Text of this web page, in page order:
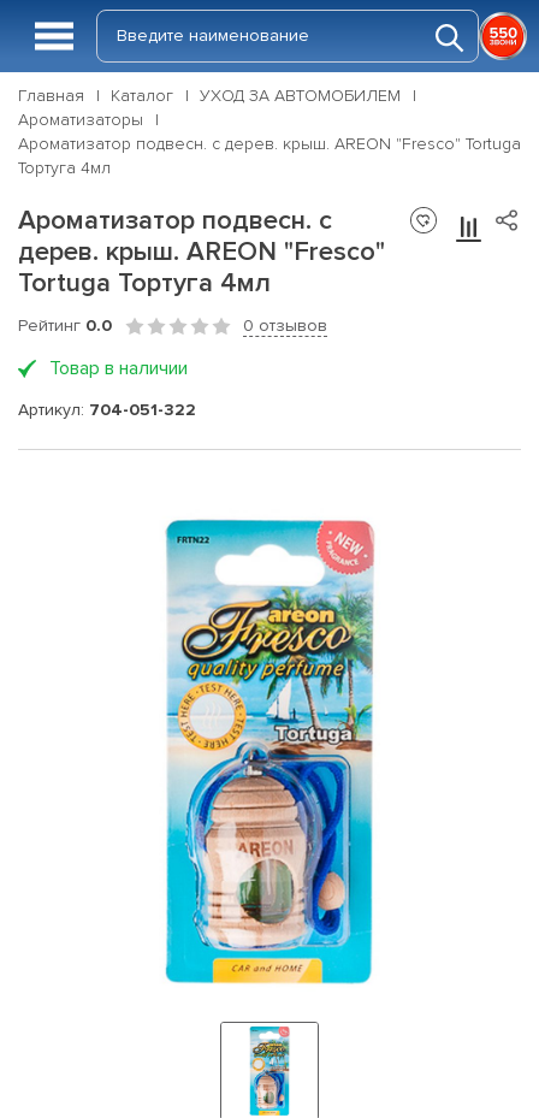
Главная Каталог
УХОД ЗА АВТОМОБИЛЕМ
Ароматизаторы
Ароматизатор подвесн. с дерев. крыш. AREON "Fresco" Tortuga
Тортуга 4мл
Ароматизатор подвесн. с
дерев. крыш. AREON "Fresco"
Tortuga Тортуга 4мл
Рейтинг 0.0 0 отзывов
Товар в наличии
Артикул: 704-051-322